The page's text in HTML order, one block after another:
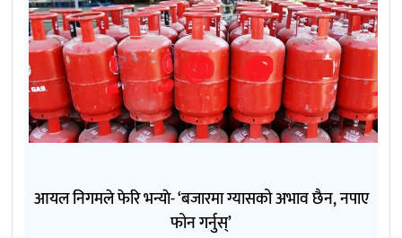
आयल निगमले फेरि भन्याे- ‘बजारमा ग्यासको अभाव छैन, नपाए
फोन गर्नुस्’